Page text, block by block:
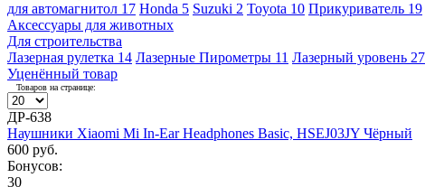
для автомагнитол 17 Honda 5 Suzuki 2 Toyota 10 Прикуриватель 19
Аксессуары для животных
Для строительства
Лазерная рулетка 14 Лазерные Пирометры 11 Лазерный уровень 27
Уценённый товар
Товаров на странице:
ДР-638
Наушники Xiaomi Mi In-Ear Headphones Basic, HSEJ03JY Чёрный
600 руб.
Бонусов:
30